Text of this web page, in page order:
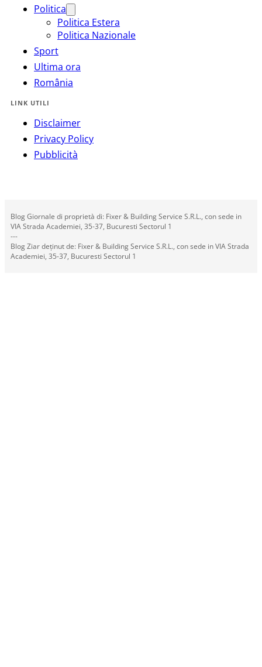
Politica
Politica Estera
Politica Nazionale
Sport
Ultima ora
România
LINK UTILI
Disclaimer
Privacy Policy
Pubblicità
Blog Giornale di proprietà di: Fixer & Building Service S.R.L., con sede in
VIA Strada Academiei, 35-37, Bucuresti Sectorul 1
---
Blog Ziar deținut de: Fixer & Building Service S.R.L., con sede in VIA Strada
Academiei, 35-37, Bucuresti Sectorul 1